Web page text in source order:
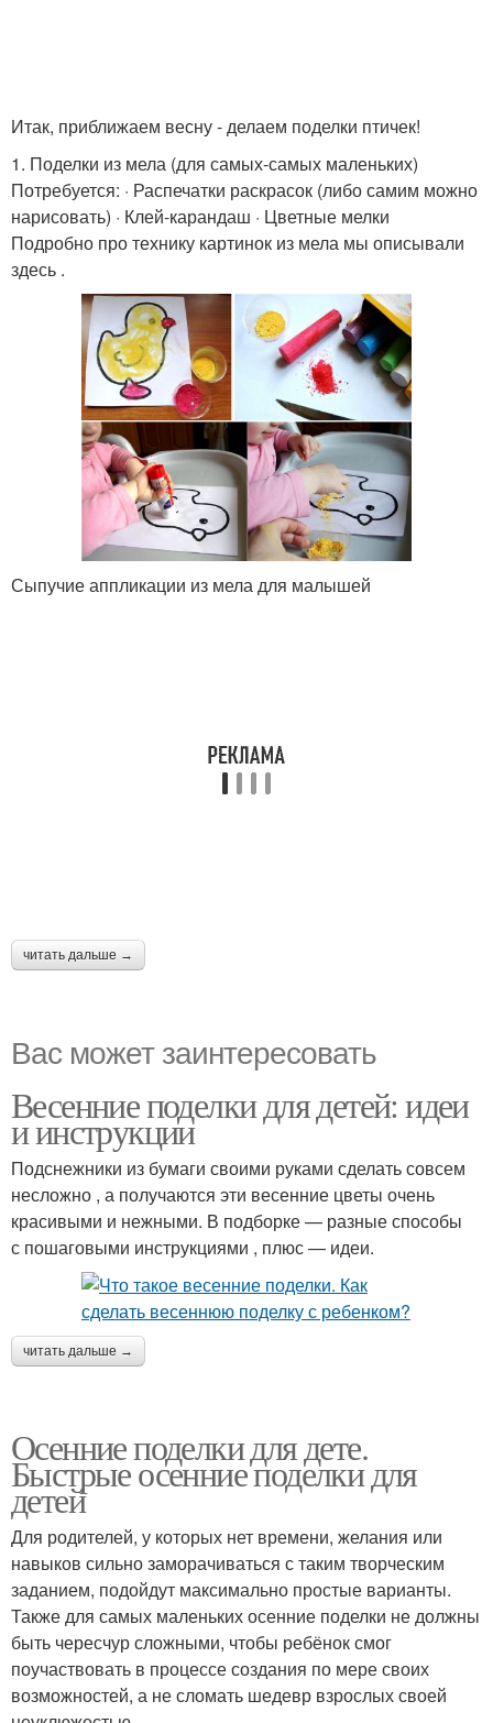
Итак, приближаем весну - делаем поделки птичек!
1. Поделки из мела (для самых-самых маленьких)
Потребуется: · Распечатки раскрасок (либо самим можно
нарисовать) · Клей-карандаш · Цветные мелки
Подробно про технику картинок из мела мы описывали
здесь .
Сыпучие аппликации из мела для малышей
читать дальше →
Вас может заинтересовать
Весенние поделки для детей: идеи
и инструкции
Подснежники из бумаги своими руками сделать совсем
несложно , а получаются эти весенние цветы очень
красивыми и нежными. В подборке — разные способы
с пошаговыми инструкциями , плюс — идеи.
читать дальше →
Осенние поделки для дете.
Быстрые осенние поделки для
детей
Для родителей, у которых нет времени, желания или
навыков сильно заморачиваться с таким творческим
заданием, подойдут максимально простые варианты.
Также для самых маленьких осенние поделки не должны
быть чересчур сложными, чтобы ребёнок смог
поучаствовать в процессе создания по мере своих
возможностей, а не сломать шедевр взрослых своей